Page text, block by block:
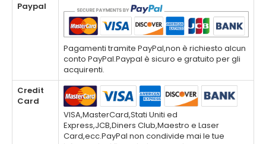
Paypal
Pagamenti tramite PayPal,non è richiesto alcun
conto PayPal.Paypal è sicuro e gratuito per gli
acquirenti.
Credit
Card
VISA,MasterCard,Stati Uniti ed
Express,JCB,Diners Club,Maestro e Laser
Card,ecc.PayPal non condivide mai le tue